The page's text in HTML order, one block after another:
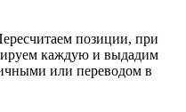
позиции, при
каждую и выдадим
или переводом в